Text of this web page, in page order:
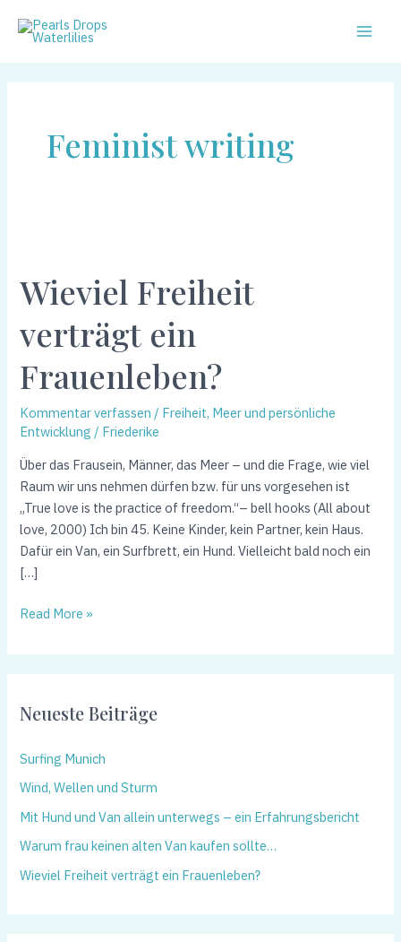
Inhalt
Feminist writing
Wieviel Freiheit
verträgt ein
Frauenleben?
Kommentar verfassen / Freiheit, Meer und persönliche
Entwicklung / Friederike
Über das Frausein, Männer, das Meer – und die Frage, wie viel
Raum wir uns nehmen dürfen bzw. für uns vorgesehen ist
„True love is the practice of freedom.“– bell hooks (All about
love, 2000) Ich bin 45. Keine Kinder, kein Partner, kein Haus.
Dafür ein Van, ein Surfbrett, ein Hund. Vielleicht bald noch ein
[…]
verträgt
ein
Frauenleben?
Read More »
Neueste Beiträge
Surfing Munich
Wind, Wellen und Sturm
Mit Hund und Van allein unterwegs – ein Erfahrungsbericht
Warum frau keinen alten Van kaufen sollte…
Wieviel Freiheit verträgt ein Frauenleben?